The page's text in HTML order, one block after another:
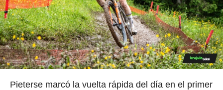
Pieterse marcó la vuelta rápida del día en el primer